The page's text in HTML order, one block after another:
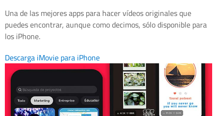
Una de las mejores apps para hacer vídeos originales que
puedes encontrar, aunque como decimos, sólo disponible para
los iPhone.
Descarga iMovie para iPhone